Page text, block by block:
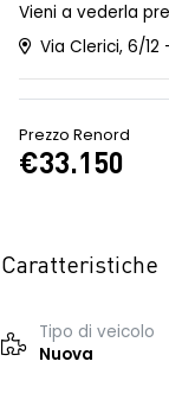
Vieni a vederla
Via Clerici, 6/12
Prezzo Renord
€33.150
Caratteristiche
Tipo di veicolo
Nuova